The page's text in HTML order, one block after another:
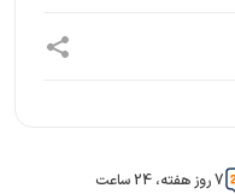
7 روز هفته، 24 ساعت